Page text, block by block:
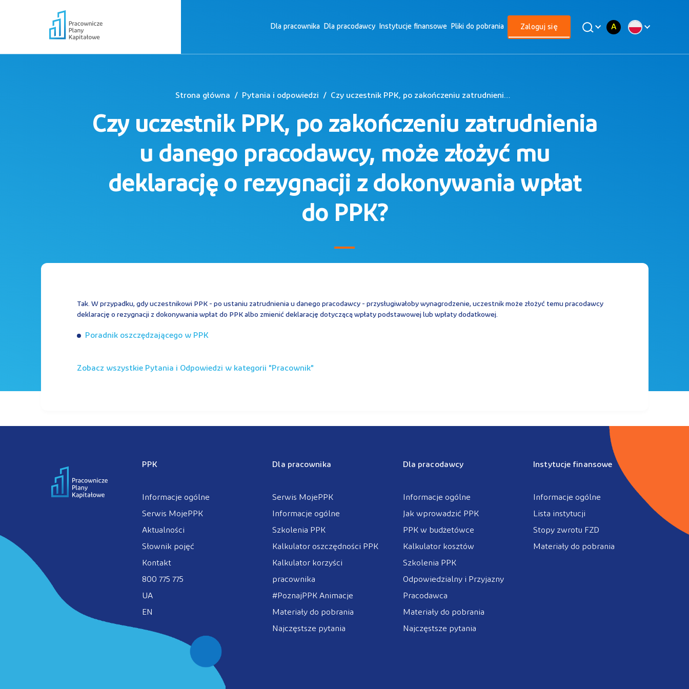
Dla pracownika Dla pracodawcy Instytucje finansowe Pliki do pobrania Zaloguj się A
Strona główna Pytania i odpowiedzi Czy uczestnik PPK, po zakończeniu zatrudnienia u danego pracodawcy, może złożyć mu deklarację o rezygnacji z dokonywania wpłat do PPK?
Czy uczestnik PPK, po zakończeniu zatrudnienia
u danego pracodawcy, może złożyć mu
deklarację o rezygnacji z dokonywania wpłat
do PPK?
Tak. W przypadku, gdy uczestnikowi PPK - po ustaniu zatrudnienia u danego pracodawcy - przysługiwałoby wynagrodzenie, uczestnik może złożyć temu pracodawcy
deklarację o rezygnacji z dokonywania wpłat do PPK albo zmienić deklarację dotyczącą wpłaty podstawowej lub wpłaty dodatkowej.
Poradnik oszczędzającego w PPK
Zobacz wszystkie Pytania i Odpowiedzi w kategorii " pracownik"
PPK
Informacje ogólne
Serwis MojePPK
Aktualności
Słownik pojęć
Kontakt
800 775 775
UA
EN
Dla pracownika
Serwis MojePPK
Informacje ogólne
Szkolenia PPK
Kalkulator oszczędności PPK
Kalkulator korzyści
pracownika
#PoznajPPK Animacje
Materiały do pobrania
Najczęstsze pytania
Dla pracodawcy
Informacje ogólne
Jak wprowadzić PPK
PPK w budżetówce
Kalkulator kosztów
Szkolenia PPK
Odpowiedzialny i Przyjazny
Pracodawca
Materiały do pobrania
Najczęstsze pytania
Instytucje finansowe
Informacje ogólne
Lista instytucji
Stopy zwrotu FZD
Materiały do pobrania